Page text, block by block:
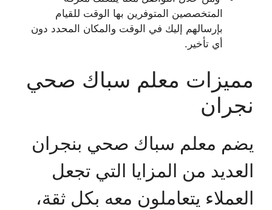
المتخصصين المتوفرين بها الوقت للقيام
بإرسالهم إليك في الوقت والمكان المحدد دون
أي تأخير.
مميزات معلم سباك صحي
نجران
يضم معلم سباك صحي بنجران
العديد من المزايا التي تجعل
العملاء يتعاملون معه بكل ثقة،